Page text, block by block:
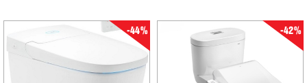
-44% -42%